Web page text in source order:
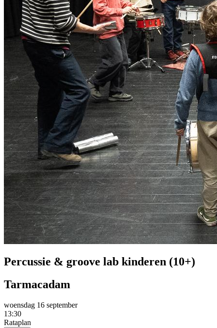
Percussie & groove lab kinderen (10+)
Tarmacadam
woensdag 16 september
13:30
Rataplan